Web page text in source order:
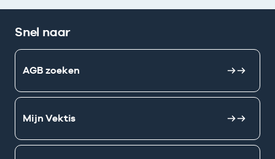
Snel naar
AGB zoeken
Mijn Vektis